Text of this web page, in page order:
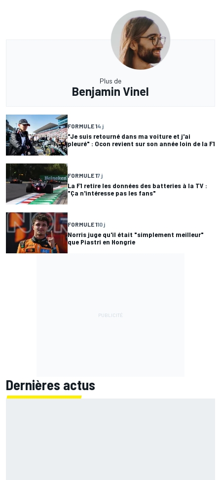
Plus de
Benjamin Vinel
FORMULE 14 j
"Je suis retourné dans ma voiture et j'ai
pleuré" : Ocon revient sur son année loin de la F1
FORMULE 17 j
La F1 retire les données des batteries à la TV :
"Ça n'intéresse pas les fans"
FORMULE 110 j
Norris juge qu'il était "simplement meilleur"
que Piastri en Hongrie
Dernières actus